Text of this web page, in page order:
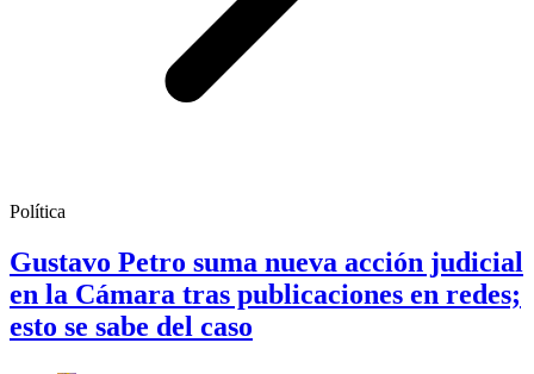
Política
Gustavo Petro suma nueva acción judicial
en la Cámara tras publicaciones en redes;
esto se sabe del caso